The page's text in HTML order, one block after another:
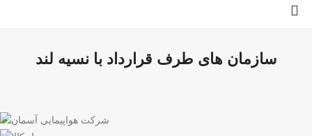
سازمان های طرف قرارداد با نسیه لند